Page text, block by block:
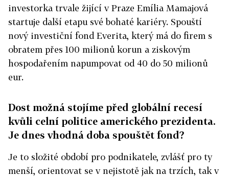
investorka trvale žijící v Praze Emília Mamajová
startuje další etapu své bohaté kariéry. Spouští
nový investiční fond Everita, který má do firem s
obratem přes 100 milionů korun a ziskovým
hospodařením napumpovat od 40 do 50 milionů
eur.
Dost možná stojíme před globální recesí
kvůli celní politice amerického prezidenta.
Je dnes vhodná doba spouštět fond?
Je to složité období pro podnikatele, zvlášť pro ty
menší, orientovat se v nejistotě jak na trzích, tak v